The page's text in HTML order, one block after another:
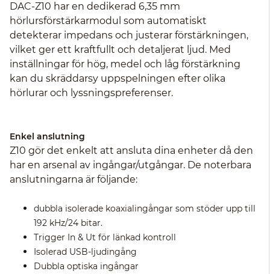
DAC-Z10 har en dedikerad 6,35 mm
hörlursförstärkarmodul som automatiskt
detekterar impedans och justerar förstärkningen,
vilket ger ett kraftfullt och detaljerat ljud. Med
inställningar för hög, medel och låg förstärkning
kan du skräddarsy uppspelningen efter olika
hörlurar och lyssningspreferenser.
Enkel anslutning
Z10 gör det enkelt att ansluta dina enheter då den
har en arsenal av ingångar/utgångar. De noterbara
anslutningarna är följande:
dubbla isolerade koaxialingångar som stöder upp till
192 kHz/24 bitar.
Trigger In & Ut för länkad kontroll
Isolerad USB-ljudingång
Dubbla optiska ingångar